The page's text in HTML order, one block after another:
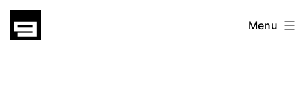
Skip
gatsu
Menu